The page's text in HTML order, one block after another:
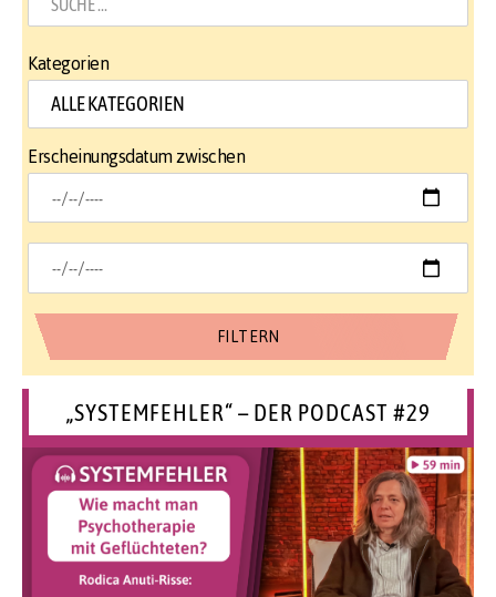
Kategorien
Erscheinungsdatum zwischen
„SYSTEMFEHLER“ – DER PODCAST #29